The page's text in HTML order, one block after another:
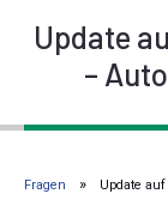
Update
–
Fragen Update